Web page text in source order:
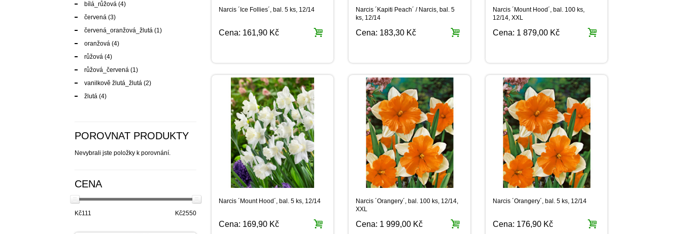
Narcis ´Ice Follies´, bal. 5 ks, 12/14
Cena: 161,90 Kč
Narcis ´Kapiti Peach´ / Narcis, bal. 5
ks, 12/14
Cena: 183,30 Kč
Narcis ´Mount Hood´, bal. 100 ks,
12/14, XXL
Cena: 1 879,00 Kč
Narcis ´Mount Hood´, bal. 5 ks, 12/14
Cena: 169,90 Kč
Narcis ´Orangery´, bal. 100 ks, 12/14,
XXL
Cena: 1 999,00 Kč
Narcis ´Orangery´, bal. 5 ks, 12/14
Cena: 176,90 Kč
bílá_růžová (4)
červená (3)
červená_oranžová_žlutá (1)
oranžová (4)
růžová (4)
růžová_červená (1)
vanilkově žlutá_žlutá (2)
žlutá (4)
POROVNAT PRODUKTY
Nevybrali jste položky k porovnání.
CENA
Kč111 Kč2550